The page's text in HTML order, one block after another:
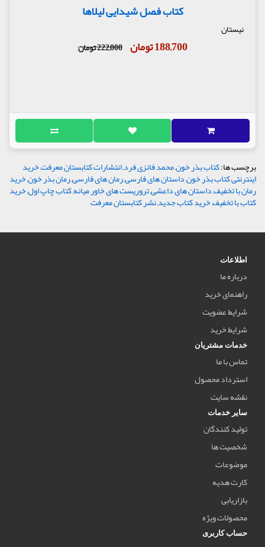
کتاب فصل شیدایی لیلاها
نیستان
188,700 تومان 222,000 تومان
برچسب ها:کتاب بذر خون,محمد فائزی فرد,انتشارات کتابستان معرفت,خرید
اینترنتی کتاب بذر خون,داستان های فارسی,رمان های فارسی,رمان بذر خون,خرید
رمان با تخفیف,داستان های داعشی,تروریست های خاور میانه,کتاب چاپ اول,خرید
کتاب با تخفیف,خرید کتاب جدید,نشر کتابستان معرفت
اطلاعات
درباره ما
راهنمای خرید
شرایط عضویت
شرایط خرید
خدمات مشتریان
تماس با ما
استرداد محصول
نقشه سایت
سایر خدمات
تولید کنندگان
شخصیت ها
موضوعات
کارت هدیه
بازاریابی
محصولات ویژه
حساب کاربری